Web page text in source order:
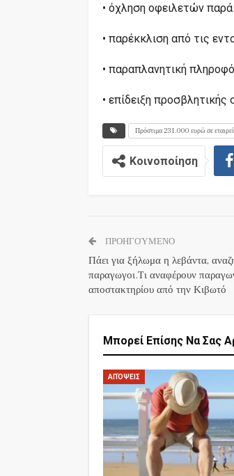
• όχληση οφειλετών
• παρέκκλιση από τις
• παραπλανητική
• επίδειξη
Πρόστιμα 231.000 ευρώ σε
Κοινοποίηση
ΠΡΟΗΓΟΎΜΕΝΟ
Πάει για ξήλωμα η λεβάντα,
παραγωγοι.Tι αναφέρουν
αποστακτηρίου από την Κιβωτό
Μπορεί Επίσης Να Σας
ΑΠΌΨΕΙΣ